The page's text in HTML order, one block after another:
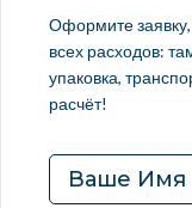
Оформите
всех расходов:
упаковка,
расчёт!